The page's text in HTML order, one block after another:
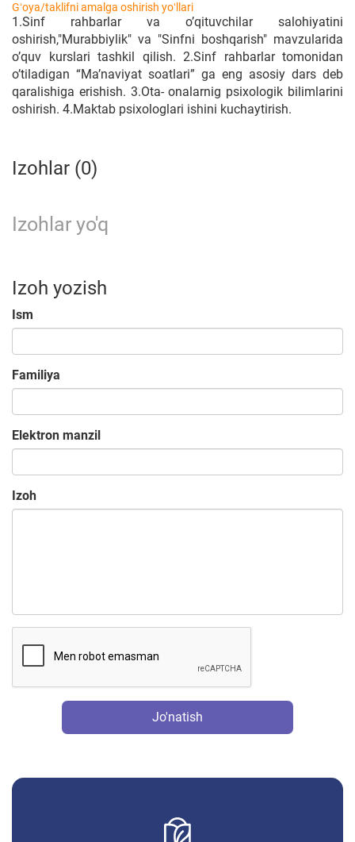
Gʻoya/taklifni amalga oshirish yoʻllari
1.Sinf rahbarlar va o’qituvchilar salohiyatini
oshirish,"Murabbiylik" va "Sinfni boshqarish" mavzularida
o’quv kurslari tashkil qilish. 2.Sinf rahbarlar tomonidan
o’tiladigan “Ma’naviyat soatlari” ga eng asosiy dars deb
qaralishiga erishish. 3.Ota- onalarnig psixologik bilimlarini
oshirish. 4.Maktab psixologlari ishini kuchaytirish.
Izohlar (0)
Izohlar yo'q
Izoh yozish
Ism
Familiya
Elektron manzil
Izoh
Jo'natish